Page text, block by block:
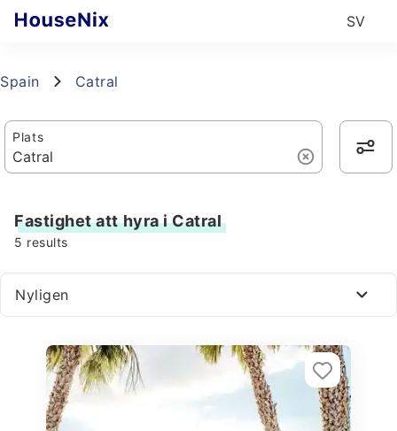
SV
Spain Catral
Plats
Fastighet att hyra i Catral
5 results
Nyligen